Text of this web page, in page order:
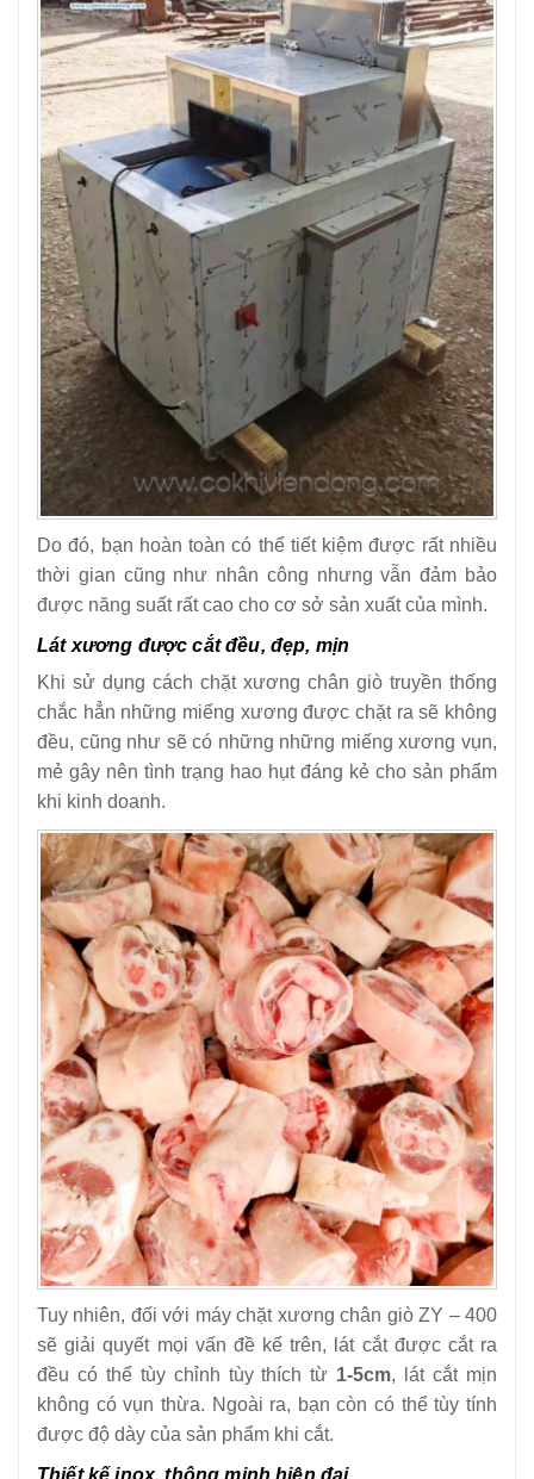
Do đó, bạn hoàn toàn có thể tiết kiệm được rất nhiều
thời gian cũng như nhân công nhưng vẫn đảm bảo
được năng suất rất cao cho cơ sở sản xuất của mình.
Lát xương được cắt đều, đẹp, mịn
Khi sử dụng cách chặt xương chân giò truyền thống
chắc hẳn những miếng xương được chặt ra sẽ không
đều, cũng như sẽ có những những miếng xương vụn,
mẻ gây nên tình trạng hao hụt đáng kẻ cho sản phẩm
khi kinh doanh.
Tuy nhiên, đối với máy chặt xương chân giò ZY – 400
sẽ giải quyết mọi vấn đề kể trên, lát cắt được cắt ra
đều có thể tùy chỉnh tùy thích từ 1-5cm, lát cắt mịn
không có vụn thừa. Ngoài ra, bạn còn có thể tùy tính
được độ dày của sản phẩm khi cắt.
Thiết kế inox, thông minh hiện đại